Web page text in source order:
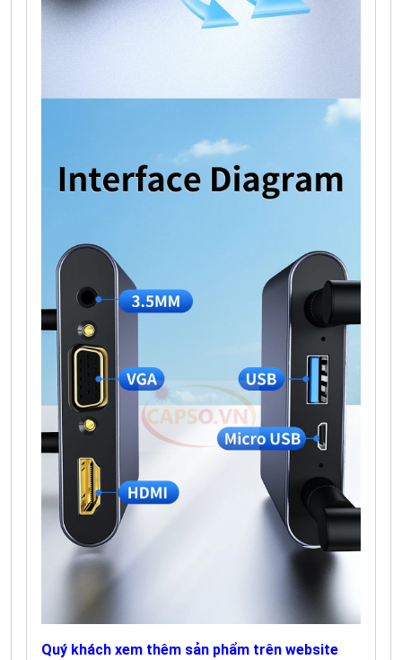
Quý khách xem thêm sản phẩm trên website